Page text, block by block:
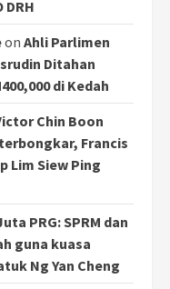
on Ahli Parlimen
Ditahan
di Kedah
Chin Boon
Francis
Lim Siew Ping
PRG: SPRM dan
guna kuasa
Ng Yan Cheng